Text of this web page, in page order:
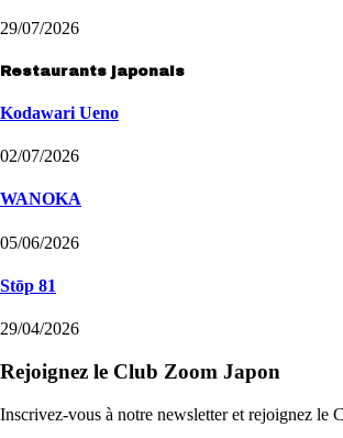
29/07/2026
Restaurants japonais
Kodawari Ueno
02/07/2026
WANOKA
05/06/2026
Stōp 81
29/04/2026
Rejoignez le Club Zoom Japon
Inscrivez-vous à notre newsletter et rejoignez le